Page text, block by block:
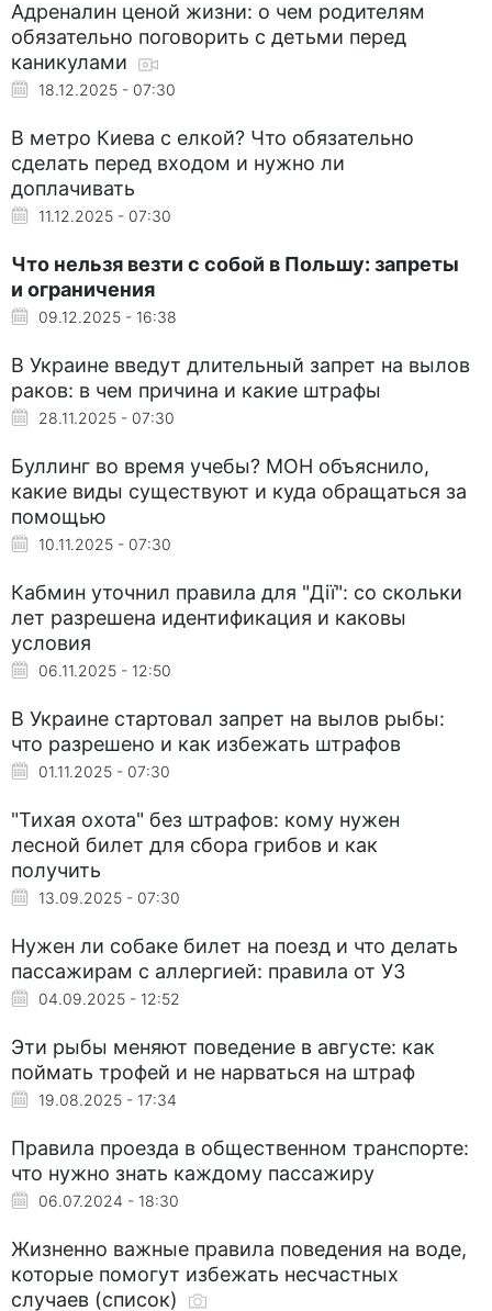
Адреналин ценой жизни: о чем родителям
обязательно поговорить с детьми перед
каникулами
18.12.2025 - 07:30
В метро Киева с елкой? Что обязательно
сделать перед входом и нужно ли
доплачивать
11.12.2025 - 07:30
Что нельзя везти с собой в Польшу: запреты
и ограничения
09.12.2025 - 16:38
В Украине введут длительный запрет на вылов
раков: в чем причина и какие штрафы
28.11.2025 - 07:30
Буллинг во время учебы? МОН объяснило,
какие виды существуют и куда обращаться за
помощью
10.11.2025 - 07:30
Кабмин уточнил правила для "Дії": со скольки
лет разрешена идентификация и каковы
условия
06.11.2025 - 12:50
В Украине стартовал запрет на вылов рыбы:
что разрешено и как избежать штрафов
01.11.2025 - 07:30
"Тихая охота" без штрафов: кому нужен
лесной билет для сбора грибов и как
получить
13.09.2025 - 07:30
Нужен ли собаке билет на поезд и что делать
пассажирам с аллергией: правила от УЗ
04.09.2025 - 12:52
Эти рыбы меняют поведение в августе: как
поймать трофей и не нарваться на штраф
19.08.2025 - 17:34
Правила проезда в общественном транспорте:
что нужно знать каждому пассажиру
06.07.2024 - 18:30
Жизненно важные правила поведения на воде,
которые помогут избежать несчастных
случаев (список)